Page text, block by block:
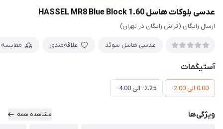
عدسی بلوکات هاسل 1.60 HASSEL MR8 Blue Block
ارسال رایگان (تراش رایگان در تهران)
عدسی هاسل سوئد علاقه‌مندی مقایسه
آستیگمات
0.00 الی 2.00- 2.25- الی 4.00-
ویژگی‌ها مشاهده همه